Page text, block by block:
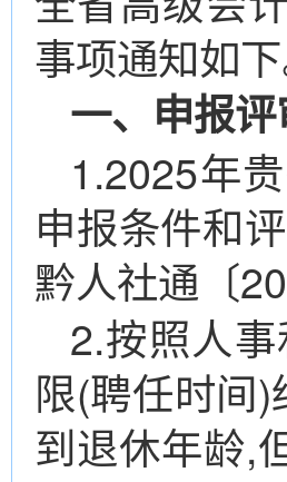
事项通知如下
一、申报
1.2025年
申报条件和
黔人社通〔
2.按照人
限(聘任时间
到退休年龄,